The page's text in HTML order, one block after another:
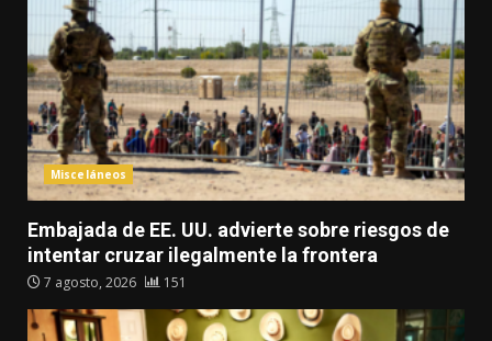
Misceláneos
Embajada de EE. UU. advierte sobre riesgos de
intentar cruzar ilegalmente la frontera
7 agosto, 2026 151